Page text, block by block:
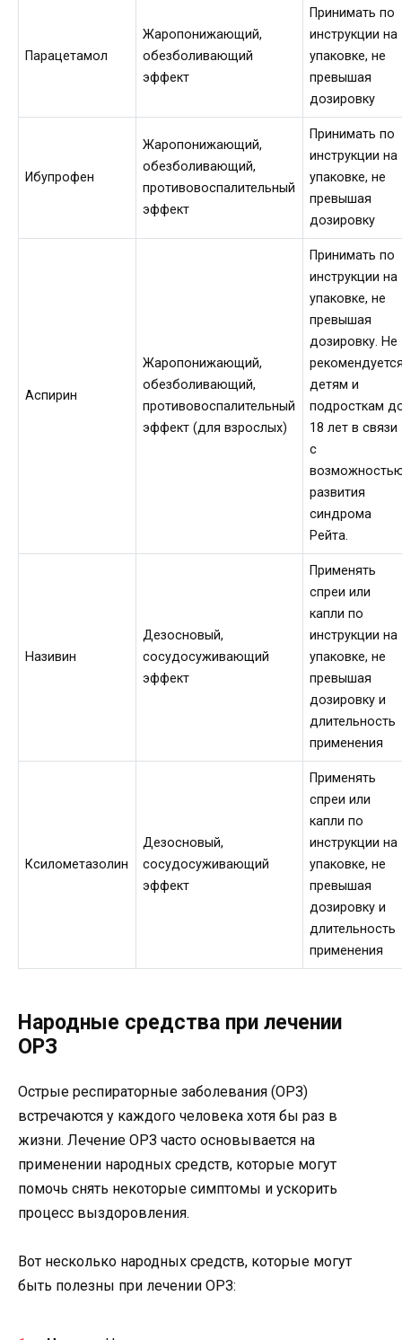
Парацетамол
Жаропонижающий,
обезболивающий
эффект
Принимать по
инструкции на
упаковке, не
превышая
дозировку
Ибупрофен
Жаропонижающий,
обезболивающий,
противовоспалительный
эффект
Принимать по
инструкции на
упаковке, не
превышая
дозировку
Аспирин
Жаропонижающий,
обезболивающий,
противовоспалительный
эффект (для взрослых)
Принимать по
инструкции на
упаковке, не
превышая
дозировку. Не
детям и
подросткам
18 лет в связи
с
развития
синдрома
Рейта.
Називин
Дезосновый,
сосудосуживающий
эффект
Применять
спреи или
капли по
инструкции на
упаковке, не
превышая
дозировку и
длительность
применения
Ксилометазолин
Дезосновый,
сосудосуживающий
эффект
Применять
спреи или
капли по
инструкции на
упаковке, не
превышая
дозировку и
длительность
применения
Народные средства при лечении
ОРЗ
Острые респираторные заболевания (ОРЗ)
встречаются у каждого человека хотя бы раз в
жизни. Лечение ОРЗ часто основывается на
применении народных средств, которые могут
помочь снять некоторые симптомы и ускорить
процесс выздоровления.
Вот несколько народных средств, которые могут
быть полезны при лечении ОРЗ: